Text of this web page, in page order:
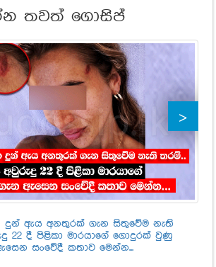
තවත් ගොසිප්
දුන් ඇය අනතුරක් ගැන සිතුවේම නැති
22 දී පිළිකා මාරයාගේ ගොදුරක් වුණු
සංවේදී කතාව මෙන්න...